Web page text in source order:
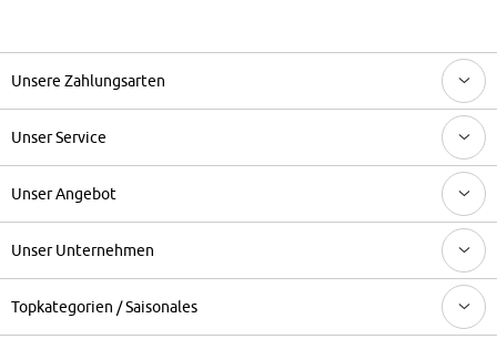
Unsere Zahlungsarten
Unser Service
Unser Angebot
Unser Unternehmen
Topkategorien / Saisonales